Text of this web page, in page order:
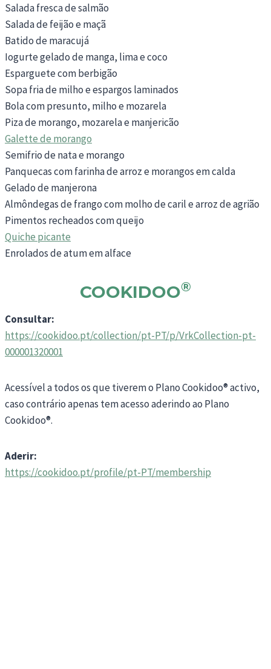
Salada fresca de salmão
Salada de feijão e maçã
Batido de maracujá
Iogurte gelado de manga, lima e coco
Esparguete com berbigão
Sopa fria de milho e espargos laminados
Bola com presunto, milho e mozarela
Piza de morango, mozarela e manjericão
Galette de morango
Semifrio de nata e morango
Panquecas com farinha de arroz e morangos em calda
Gelado de manjerona
Almôndegas de frango com molho de caril e arroz de agrião
Pimentos recheados com queijo
Quiche picante
Enrolados de atum em alface
COOKIDOO®
Consultar:
https://cookidoo.pt/collection/pt-PT/p/VrkCollection-pt-
000001320001
Acessível a todos os que tiverem o Plano Cookidoo® activo,
caso contrário apenas tem acesso aderindo ao Plano
Cookidoo®.
Aderir:
https://cookidoo.pt/profile/pt-PT/membership